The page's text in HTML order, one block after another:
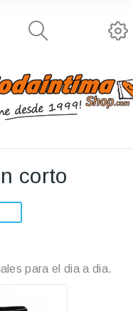
corto
para el dia a dia.